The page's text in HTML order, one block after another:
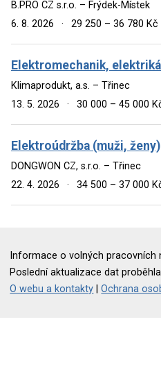
B.PRO CZ s.r.o. – Frýdek-Místek
6. 8. 2026
· 29 250 – 36 780 Kč
Elektromechanik,
Klimaprodukt, a.s. – Třinec
13. 5. 2026
· 30 000 – 45 000
Elektroúdržba (muži, ženy)
DONGWON CZ, s.r.o. – Třinec
22. 4. 2026
· 34 500 – 37 000
Informace o volných pracovních
Poslední aktualizace dat
O webu a kontakty |Ochrana